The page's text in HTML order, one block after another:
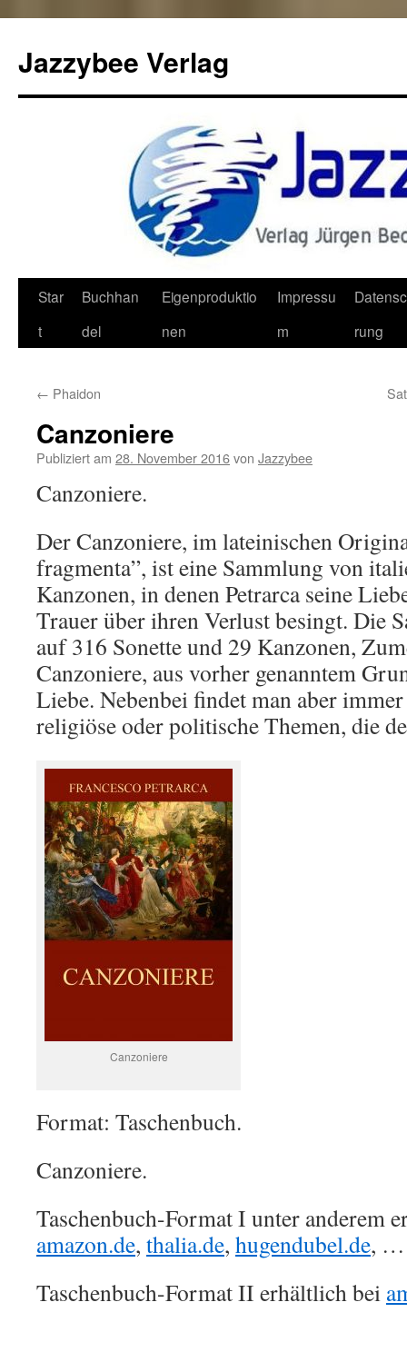
Jazzybee Verlag
Zum
Inhalt
Star
t
Buchhan
del
Eigenproduktio
nen
Impressu
m
rung
← Phaidon
Canzoniere
Publiziert am 28. November 2016von Jazzybee
Canzoniere.
Der Canzoniere, im lateinischen
fragmenta”, ist eine Sammlung von
Kanzonen, in denen Petrarca seine
Trauer über ihren Verlust besingt. Die
auf 316 Sonette und 29 Kanzonen,
Canzoniere, aus vorher genanntem
Liebe. Nebenbei findet man aber
religiöse oder politische Themen, die
Canzoniere
Format: Taschenbuch.
Canzoniere.
Taschenbuch-Format I unter anderem
amazon.de, thalia.de, hugendubel.de, …
Taschenbuch-Format II erhältlich bei